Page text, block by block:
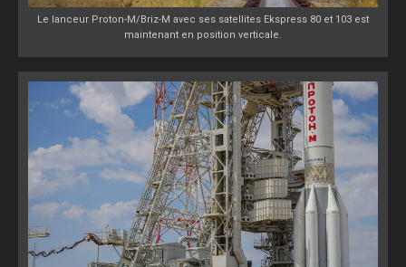
Le lanceur Proton-M/Briz-M avec ses satellites Ekspress 80 et 103 est
maintenant en position verticale.